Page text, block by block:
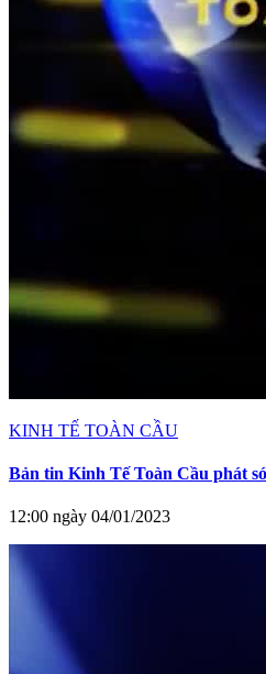
KINH TẾ TOÀN CẦU
Bản tin Kinh Tế Toàn Cầu phát
12:00 ngày 04/01/2023